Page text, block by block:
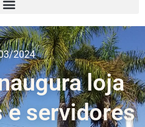
2024
loja
e servidores